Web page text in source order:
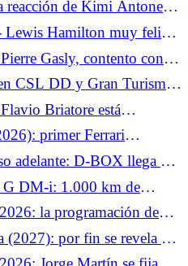
reacción de Kimi Antonelli
el abandono de Russell
Lewis Hamilton muy feliz
Montreal: “Una sensación
Gasly, contento con el
felicita a Franco
CSL DD y Gran Turismo
Briatore está
lo haga aún mejor
primer Ferrari
diseño divisivo
adelante: D-BOX llega a
MTS.
DM-i: 1.000 km de
este exclusivo coche
la programación de
semana, sin Johann Zarco
(2027): por fin se revela el
km de autonomía